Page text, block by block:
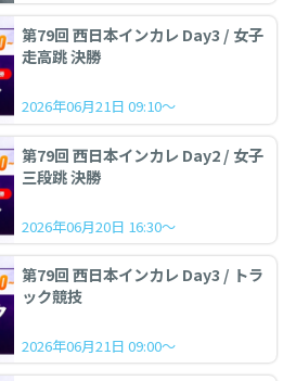
第79回 西日本インカレ Day3 / 女子
走高跳 決勝
2026年06月21日 09:10～
第79回 西日本インカレ Day2 / 女子
三段跳 決勝
2026年06月20日 16:30～
第79回 西日本インカレ Day3 / トラ
ック競技
2026年06月21日 09:00～